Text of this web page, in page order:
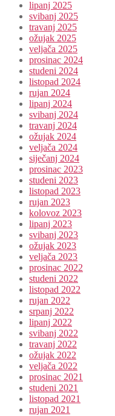
lipanj 2025
svibanj 2025
travanj 2025
ožujak 2025
veljača 2025
prosinac 2024
studeni 2024
listopad 2024
rujan 2024
lipanj 2024
svibanj 2024
travanj 2024
ožujak 2024
veljača 2024
siječanj 2024
prosinac 2023
studeni 2023
listopad 2023
rujan 2023
kolovoz 2023
lipanj 2023
svibanj 2023
ožujak 2023
veljača 2023
prosinac 2022
studeni 2022
listopad 2022
rujan 2022
srpanj 2022
lipanj 2022
svibanj 2022
travanj 2022
ožujak 2022
veljača 2022
prosinac 2021
studeni 2021
listopad 2021
rujan 2021